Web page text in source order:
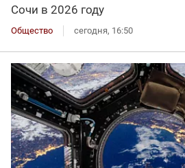
Сочи в 2026 году
Общество сегодня, 16:50